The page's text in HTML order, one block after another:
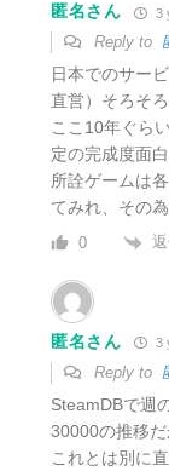
匿名さん 3
Reply to
日本でのサー
直営）そろそ
ここ10年ぐら
定の完成度面
所詮ゲームは
てみれ、その
0
匿名さん 3
Reply to
SteamDBで週
30000の推移
これとは別に